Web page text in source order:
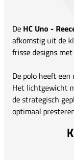
De HC Uno -
afkomstig uit de
frisse designs
De polo heeft
Het lichtgewicht
de strategisch
optimaal